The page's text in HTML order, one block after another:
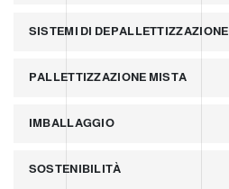
SISTEMI DI DEPALLETTIZZAZIONE
PALLETTIZZAZIONE MISTA
IMBALLAGGIO
SOSTENIBILITÀ